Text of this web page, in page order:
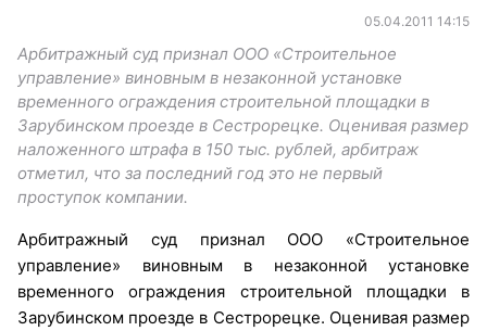
05.04.2011 14:15
Арбитражный суд признал ООО «Строительное
управление» виновным в незаконной установке
временного ограждения строительной площадки в
Зарубинском проезде в Сестрорецке. Оценивая размер
наложенного штрафа в 150 тыс. рублей, арбитраж
отметил, что за последний год это не первый
проступок компании.
Арбитражный суд признал ООО «Строительное
управление» виновным в незаконной установке
временного ограждения строительной площадки в
Зарубинском проезде в Сестрорецке. Оценивая размер